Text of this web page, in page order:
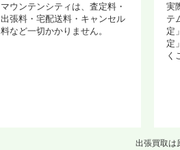
マウンテンシティは、査定料・
出張料・宅配送料・キャンセル
料など一切かかりません。
実
テ
定
定
く
出張買取は